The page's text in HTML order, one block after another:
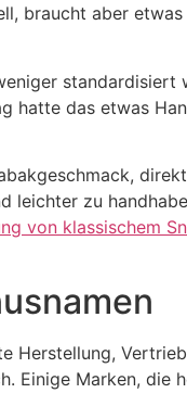
braucht aber
standardisiert
hatte das etwas
leichter zu
von klassischem
Herstellung,
Einige Marken, die